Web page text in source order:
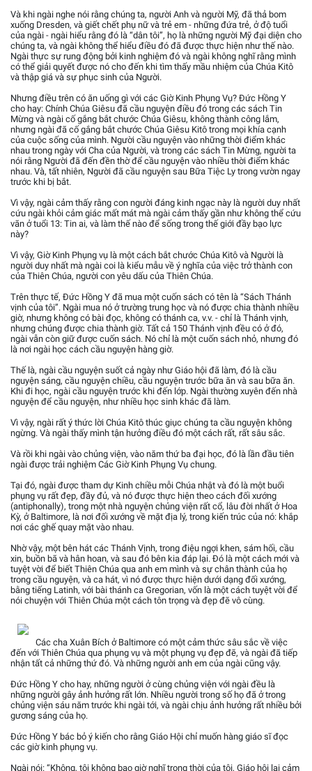
Và khi ngài nghe nói rằng chúng ta, người Anh và người Mỹ, đã thả bom
xuống Dresden, và giết chết phụ nữ và trẻ em - những đứa trẻ, ở độ tuổi
của ngài - ngài hiểu rằng đó là “dân tôi”, họ là những người Mỹ đại diện cho
chúng ta, và ngài không thể hiểu điều đó đã được thực hiện như thế nào.
Ngài thực sự rung động bởi kinh nghiệm đó và ngài không nghĩ rằng mình
có thể giải quyết được nó cho đến khi tìm thấy mầu nhiệm của Chúa Kitô
và thập giá và sự phục sinh của Người.
Nhưng điều trên có ăn uống gì với các Giờ Kinh Phụng Vụ? Đức Hồng Y
cho hay: Chính Chúa Giêsu đã cầu nguyện điều đó trong các sách Tin
Mừng và ngài cố gắng bắt chước Chúa Giêsu, không thành công lắm,
nhưng ngài đã cố gắng bắt chước Chúa Giêsu Kitô trong mọi khía cạnh
của cuộc sống của mình. Người cầu nguyện vào những thời điểm khác
nhau trong ngày với Cha của Người, và trong các sách Tin Mừng, người ta
nói rằng Người đã đến đền thờ để cầu nguyện vào nhiều thời điểm khác
nhau. Và, tất nhiên, Người đã cầu nguyện sau Bữa Tiệc Ly trong vườn ngay
trước khi bị bắt.
Vì vậy, ngài cảm thấy rằng con người đáng kinh ngạc này là người duy nhất
cứu ngài khỏi cảm giác mất mát mà ngài cảm thấy gần như không thể cứu
vãn ở tuổi 13: Tin ai, và làm thế nào để sống trong thế giới đầy bạo lực
này?
Vì vậy, Giờ Kinh Phụng vụ là một cách bắt chước Chúa Kitô và Người là
người duy nhất mà ngài coi là kiểu mẫu về ý nghĩa của việc trở thành con
của Thiên Chúa, người con yêu dấu của Thiên Chúa.
Trên thực tế, Đức Hồng Y đã mua một cuốn sách có tên là “Sách Thánh
vịnh của tôi”. Ngài mua nó ở trường trung học và nó được chia thành nhiều
giờ, nhưng không có bài đọc, không có thánh ca, v.v. - chỉ là Thánh vịnh,
nhưng chúng được chia thành giờ. Tất cả 150 Thánh vịnh đều có ở đó,
ngài vẫn còn giữ được cuốn sách. Nó chỉ là một cuốn sách nhỏ, nhưng đó
là nơi ngài học cách cầu nguyện hàng giờ.
Thế là, ngài cầu nguyện suốt cả ngày như Giáo hội đã làm, đó là cầu
nguyện sáng, cầu nguyện chiều, cầu nguyện trước bữa ăn và sau bữa ăn.
Khi đi học, ngài cầu nguyện trước khi đến lớp. Ngài thường xuyên đến nhà
nguyện để cầu nguyện, như nhiều học sinh khác đã làm.
Vì vậy, ngài rất ý thức lời Chúa Kitô thúc giục chúng ta cầu nguyện không
ngừng. Và ngài thấy mình tận hưởng điều đó một cách rất, rất sâu sắc.
Và rồi khi ngài vào chủng viện, vào năm thứ ba đại học, đó là lần đầu tiên
ngài được trải nghiệm Các Giờ Kinh Phụng Vụ chung.
Tại đó, ngài được tham dự Kinh chiều mỗi Chúa nhật và đó là một buổi
phụng vụ rất đẹp, đầy đủ, và nó được thực hiện theo cách đối xướng
(antiphonally), trong một nhà nguyện chủng viện rất cổ, lâu đời nhất ở Hoa
Kỳ, ở Baltimore, là nơi đối xướng về mặt địa lý, trong kiến trúc của nó: khắp
nơi các ghế quay mặt vào nhau.
Nhờ vậy, một bên hát các Thánh Vịnh, trong điệu ngợi khen, sám hối, cầu
xin, buồn bã và hân hoan, và sau đó bên kia đáp lại. Đó là một cách mới và
tuyệt vời để biết Thiên Chúa qua anh em mình và sự chân thành của họ
trong cầu nguyện, và ca hát, vì nó được thực hiện dưới dạng đối xướng,
bằng tiếng Latinh, với bài thánh ca Gregorian, vốn là một cách tuyệt vời để
nói chuyện với Thiên Chúa một cách tôn trọng và đẹp đẽ vô cùng.
Các cha Xuân Bích ở Baltimore có một cảm thức sâu sắc về việc
đến với Thiên Chúa qua phụng vụ và một phụng vụ đẹp đẽ, và ngài đã tiếp
nhận tất cả những thứ đó. Và những người anh em của ngài cũng vậy.
Đức Hồng Y cho hay, những người ở cùng chủng viện với ngài đều là
những người gây ảnh hưởng rất lớn. Nhiều người trong số họ đã ở trong
chủng viện sáu năm trước khi ngài tới, và ngài chịu ảnh hưởng rất nhiều bởi
gương sáng của họ.
Đức Hồng Y bác bỏ ý kiến cho rằng Giáo Hội chỉ muốn hàng giáo sĩ đọc
các giờ kinh phụng vụ.
Ngài nói: “Không, tôi không bao giờ nghĩ trong thời của tôi, Giáo hội lại cảm